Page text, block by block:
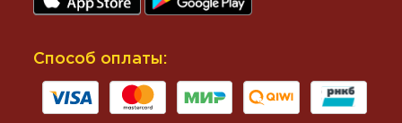
Способ оплаты: